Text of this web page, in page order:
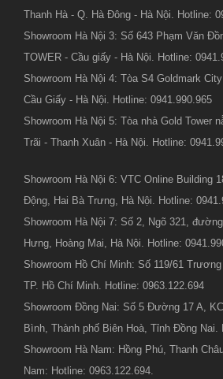
Thanh Hà - Q. Hà Đông - Hà Nội. Hotline:
Showroom Hà Nội 3: Số 643 Phạm Văn
TOWER - Cầu giấy - Hà Nội. Hotline:
Showroom Hà Nội 4: Tòa S4 Goldmark
Cầu Giấy - Hà Nội. Hotline: 0941.990.965
Showroom Hà Nội 5: Tòa nhà Gold Tower
Trãi - Thanh Xuân - Hà Nội. Hotline:
Showroom Hà Nội 6: VTC Online Building
Động, Hai Bà Trưng, Hà Nội. Hotline:
Showroom Hà Nội 7: Số 2, Ngõ 321,
Hưng, Hoàng Mai, Hà Nội. Hotline:
Showroom Hồ Chí Minh: Số 119/61
TP. Hồ Chí Minh. Hotline: 0963.122.694
Showroom Đồng Nai: Số 5 Đường 17 A,
Bình, Thành phố Biên Hoà, Tỉnh Đồng Nai.
Showroom Hà Nam: Hồng Phú, Thanh
Nam: Hotline: 0963.122.694.